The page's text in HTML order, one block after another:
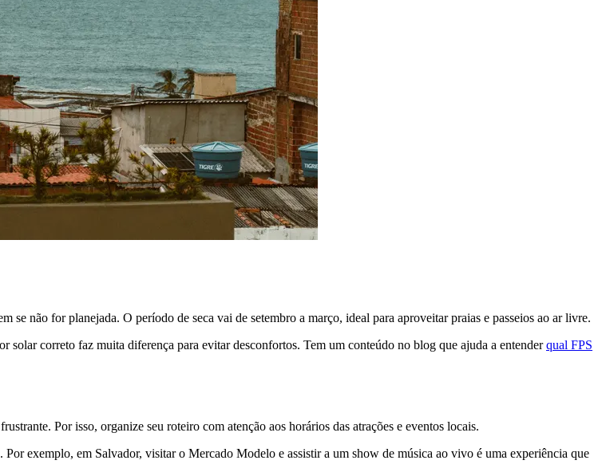
se não for planejada. O período de seca vai de setembro a março, ideal para aproveitar praias e passeios ao ar livre.
solar correto faz muita diferença para evitar desconfortos. Tem um conteúdo no blog que ajuda a entenderqual FPS
Por isso, organize seu roteiro com atenção aos horários das atrações e eventos locais.
exemplo, em Salvador, visitar o Mercado Modelo e assistir a um show de música ao vivo é uma experiência que